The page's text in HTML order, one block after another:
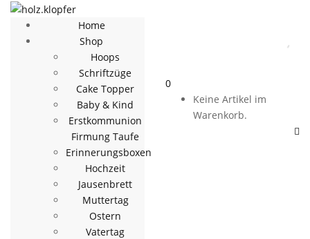
Home
Shop
Hoops
Schriftzüge
Cake Topper
Baby & Kind
Erstkommunion
Firmung Taufe
Erinnerungsboxen
Hochzeit
Jausenbrett
Muttertag
Ostern
Vatertag
0
Keine Artikel im
Warenkorb.